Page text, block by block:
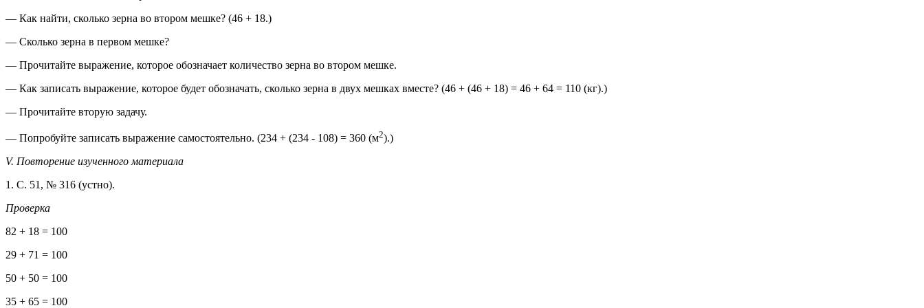
— Как найти, сколько зерна во втором мешке? (46 + 18.)
— Сколько зерна в первом мешке?
— Прочитайте выражение, которое обозначает количество зерна во втором мешке.
— Как записать выражение, которое будет обозначать, сколько зерна в двух мешках вместе? (46 + (46 + 18) = 46 + 64 = 110 (кг).)
— Прочитайте вторую задачу.
— Попробуйте записать выражение самостоятельно. (234 + (234 - 108) = 360 (м2).)
V. Повторение изученного материала
1. С. 51, № 316 (устно).
Проверка
82 + 18 = 100
29 + 71 = 100
50 + 50 = 100
35 + 65 = 100